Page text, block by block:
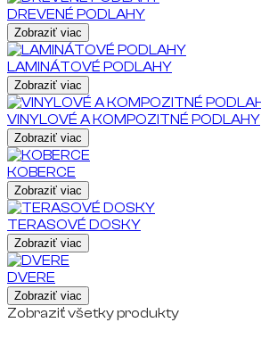
DREVENÉ PODLAHY
Zobraziť viac
LAMINÁTOVÉ PODLAHY
Zobraziť viac
VINYLOVÉ A KOMPOZITNÉ PODLAHY
Zobraziť viac
KOBERCE
Zobraziť viac
TERASOVÉ DOSKY
Zobraziť viac
DVERE
Zobraziť viac
Zobraziť všetky produkty